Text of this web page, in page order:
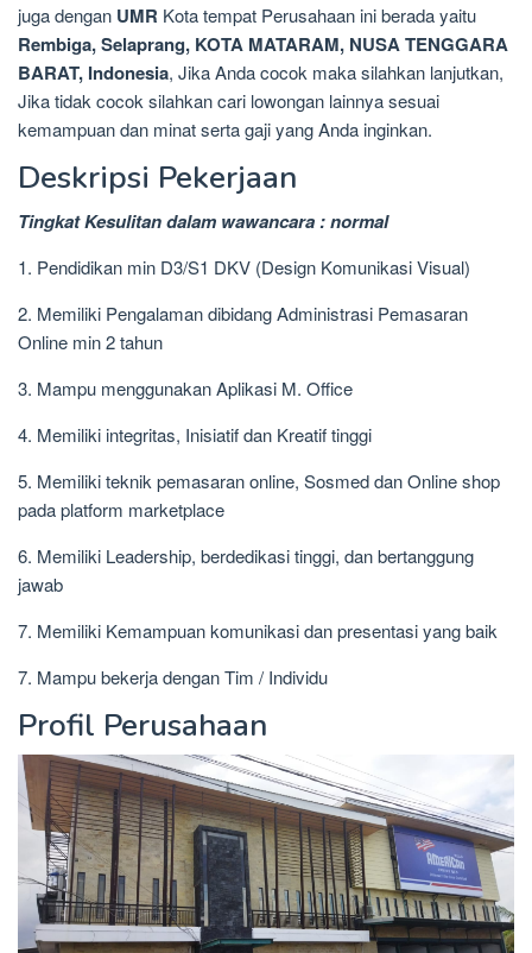
juga dengan UMR Kota tempat Perusahaan ini berada yaitu
Rembiga, Selaprang, KOTA MATARAM, NUSA TENGGARA
BARAT, Indonesia, Jika Anda cocok maka silahkan lanjutkan,
Jika tidak cocok silahkan cari lowongan lainnya sesuai
kemampuan dan minat serta gaji yang Anda inginkan.
Deskripsi Pekerjaan
Tingkat Kesulitan dalam wawancara : normal
1. Pendidikan min D3/S1 DKV (Design Komunikasi Visual)
2. Memiliki Pengalaman dibidang Administrasi Pemasaran
Online min 2 tahun
3. Mampu menggunakan Aplikasi M. Office
4. Memiliki integritas, Inisiatif dan Kreatif tinggi
5. Memiliki teknik pemasaran online, Sosmed dan Online shop
pada platform marketplace
6. Memiliki Leadership, berdedikasi tinggi, dan bertanggung
jawab
7. Memiliki Kemampuan komunikasi dan presentasi yang baik
7. Mampu bekerja dengan Tim / Individu
Profil Perusahaan